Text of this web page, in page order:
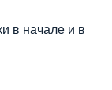
в начале и в